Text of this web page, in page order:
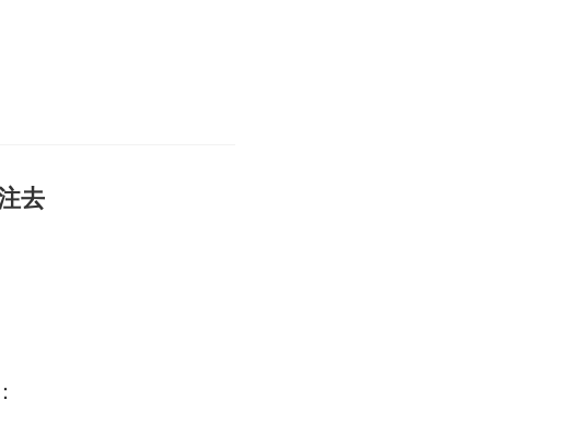
去